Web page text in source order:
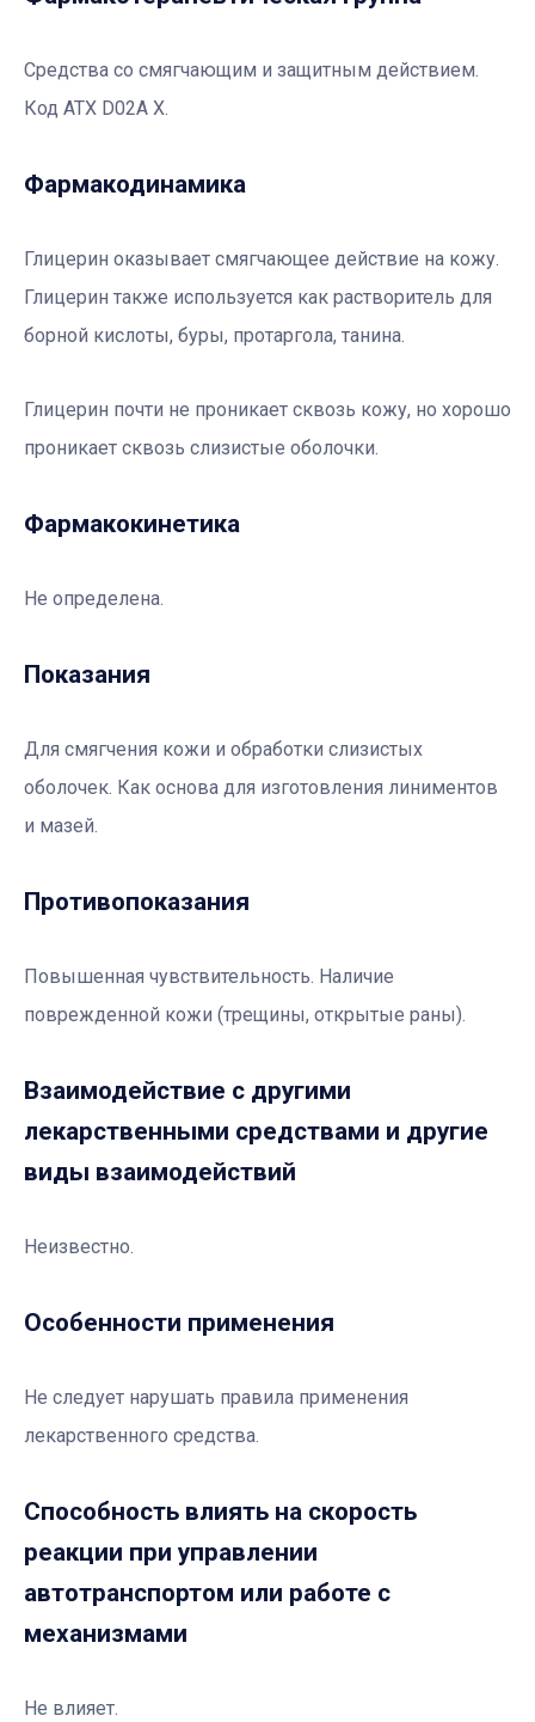
Средства со смягчающим и защитным действием.
Код АТХ D02A X.
Фармакодинамика
Глицерин оказывает смягчающее действие на кожу.
Глицерин также используется как растворитель для
борной кислоты, буры, протаргола, танина.
Глицерин почти не проникает сквозь кожу, но хорошо
проникает сквозь слизистые оболочки.
Фармакокинетика
Не определена.
Показания
Для смягчения кожи и обработки слизистых
оболочек. Как основа для изготовления линиментов
и мазей.
Противопоказания
Повышенная чувствительность. Наличие
поврежденной кожи (трещины, открытые раны).
Взаимодействие с другими
лекарственными средствами и другие
виды взаимодействий
Неизвестно.
Особенности применения
Не следует нарушать правила применения
лекарственного средства.
Способность влиять на скорость
реакции при управлении
автотранспортом или работе с
механизмами
Не влияет.